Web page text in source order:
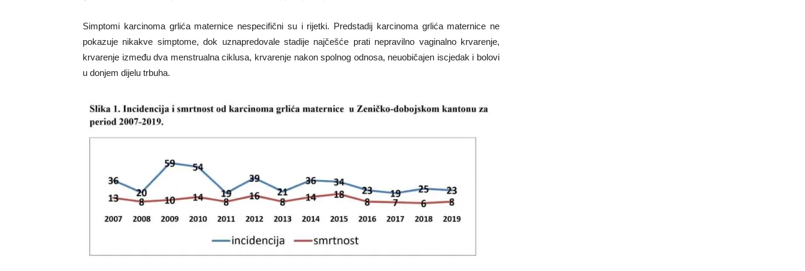
Simptomi karcinoma grlića maternice nespecifični su i rijetki. Predstadij karcinoma grlića maternice ne
pokazuje nikakve simptome, dok uznapredovale stadije najčešće prati nepravilno vaginalno krvarenje,
krvarenje između dva menstrualna ciklusa, krvarenje nakon spolnog odnosa, neuobičajen iscjedak i bolovi
u donjem dijelu trbuha.